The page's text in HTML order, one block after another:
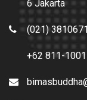
6 Jakarta
(021) 3810671
+62 811-